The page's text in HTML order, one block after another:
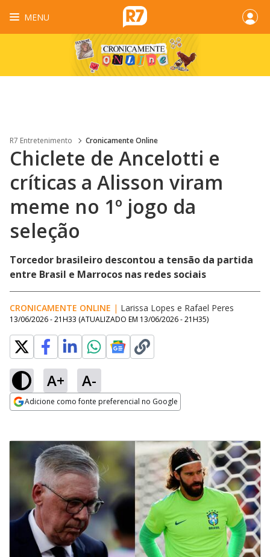
MENU
R7 Entretenimento Cronicamente Online
Chiclete de Ancelotti e
críticas a Alisson viram
meme no 1º jogo da
seleção
Torcedor brasileiro descontou a tensão da partida
entre Brasil e Marrocos nas redes sociais
CRONICAMENTE ONLINE | Larissa Lopes e Rafael Peres
13/06/2026 - 21H33 (ATUALIZADO EM 13/06/2026 - 21H35)
A+ A-
Adicione como fonte preferencial no Google